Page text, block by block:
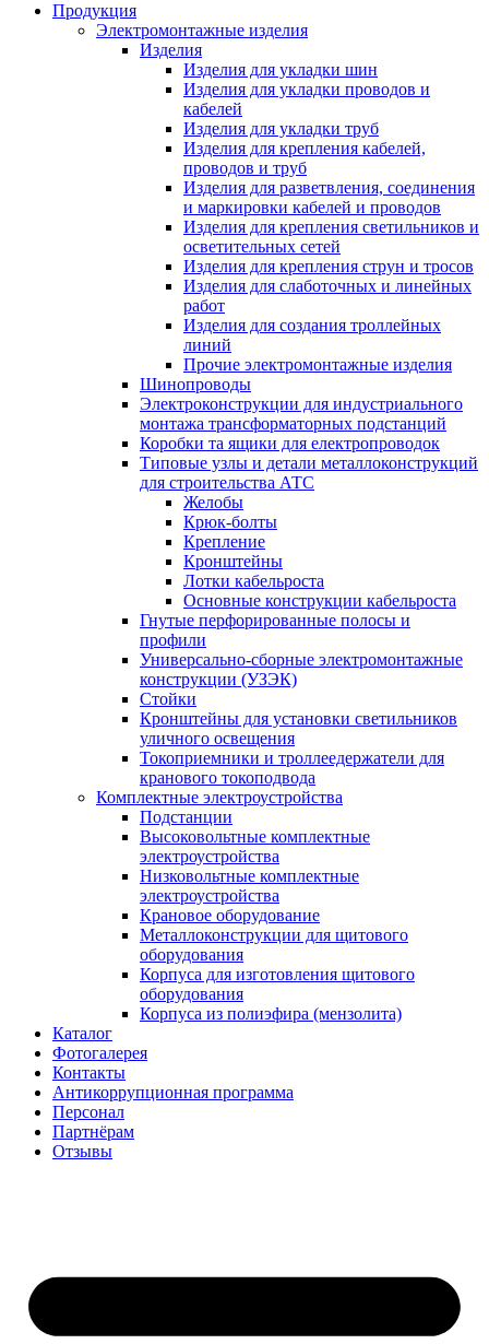
Продукция
Электромонтажные изделия
Изделия
Изделия для укладки шин
Изделия для укладки проводов и
кабелей
Изделия для укладки труб
Изделия для крепления кабелей,
проводов и труб
Изделия для разветвления, соединения
и маркировки кабелей и проводов
Изделия для крепления светильников и
осветительных сетей
Изделия для крепления струн и тросов
Изделия для слаботочных и линейных
работ
Изделия для создания троллейных
линий
Прочие электромонтажные изделия
Шинопроводы
Электроконструкции для индустриального
монтажа трансформаторных подстанций
Коробки та ящики для електропроводок
Типовые узлы и детали металлоконструкций
для строительства АТС
Желобы
Крюк-болты
Крепление
Кронштейны
Лотки кабельроста
Основные конструкции кабельроста
Гнутые перфорированные полосы и
профили
Универсально-сборные электромонтажные
конструкции (УЗЭК)
Стойки
Кронштейны для установки светильников
уличного освещения
Токоприемники и троллеедержатели для
кранового токоподвода
Комплектные электроустройства
Подстанции
Высоковольтные комплектные
электроустройства
Низковольтные комплектные
электроустройства
Крановое оборудование
Металлоконструкции для щитового
оборудования
Корпуса для изготовления щитового
оборудования
Корпуса из полиэфира (мензолита)
Каталог
Фотогалерея
Контакты
Антикоррупционная программа
Персонал
Партнёрам
Отзывы